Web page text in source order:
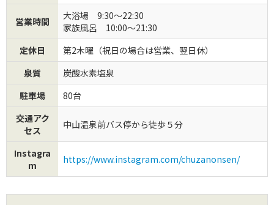
営業時間
大浴場 9:30～22:30
家族風呂 10:00～21:30
定休日
第2木曜（祝日の場合は営業、翌日休）
泉質
炭酸水素塩泉
駐車場
80台
交通アク
セス
中山温泉前バス停から徒歩５分
Instagra
m
https://www.instagram.com/chuzanonsen/